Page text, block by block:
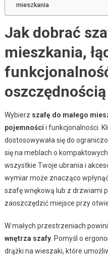
mieszkania
Jak dobrać
mieszkania,
Wybierz szafę do małego
pojemności i funkcjonalności.
dostosowywała się do
się na meblach o
wszystkie Twoje ubrania i
wymiar może znacząco
szafę wnękową lub z drzwiami
zaoszczędzić miejsce przy
W małych przestrzeniach
wnętrza szafy. Pomyśl o
drążki na wieszaki, które